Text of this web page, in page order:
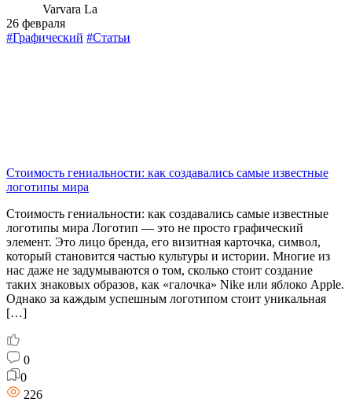
Varvara La
26 февраля
#Графический #Статьи
Стоимость гениальности: как создавались самые известные
логотипы мира
Стоимость гениальности: как создавались самые известные
логотипы мира Логотип — это не просто графический
элемент. Это лицо бренда, его визитная карточка, символ,
который становится частью культуры и истории. Многие из
нас даже не задумываются о том, сколько стоит создание
таких знаковых образов, как «галочка» Nike или яблоко Apple.
Однако за каждым успешным логотипом стоит уникальная
[…]
0
0
226